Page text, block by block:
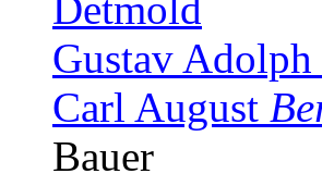
Gustav Adolph
Carl August
Bauer